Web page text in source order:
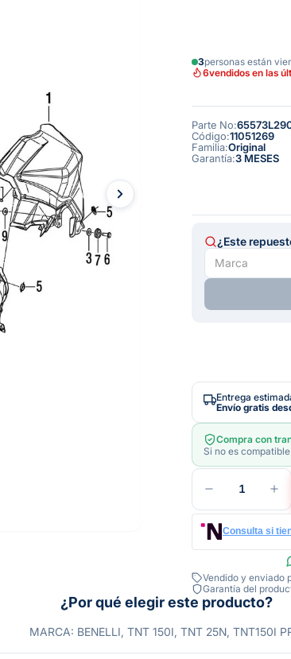
3personas están
6vendidos en las
Parte No:
Código:11051269
Familia:Original
Garantía:3 MESES
¿Este
Entrega
Envío gratis
Compra con
Si no es
1
Consulta si
Vendido y enviado
Garantía del
¿Por qué elegir este producto?
MARCA: BENELLI, TNT 150I, TNT 25N, TNT150I